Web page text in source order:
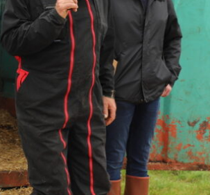
forêts
des
La
en
ampleur
Gironde
dans